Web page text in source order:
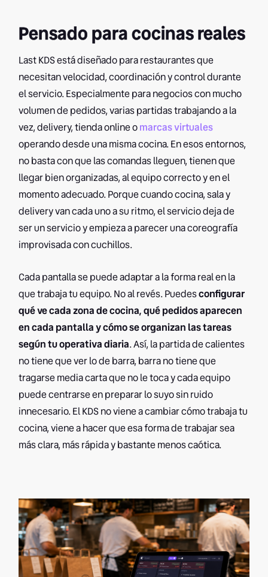
Pensado para cocinas reales
Last KDS está diseñado para restaurantes que
necesitan velocidad, coordinación y control durante
el servicio. Especialmente para negocios con mucho
volumen de pedidos, varias partidas trabajando a la
vez, delivery, tienda online omarcas virtuales
operando desde una misma cocina. En esos entornos,
no basta con que las comandas lleguen, tienen que
llegar bien organizadas, al equipo correcto y en el
momento adecuado. Porque cuando cocina, sala y
delivery van cada uno a su ritmo, el servicio deja de
ser un servicio y empieza a parecer una coreografía
improvisada con cuchillos.
Cada pantalla se puede adaptar a la forma real en la
que trabaja tu equipo. No al revés. Puedesconfigurar
qué ve cada zona de cocina, qué pedidos aparecen
en cada pantalla y cómo se organizan las tareas
según tu operativa diaria. Así, la partida de calientes
no tiene que ver lo de barra, barra no tiene que
tragarse media carta que no le toca y cada equipo
puede centrarse en preparar lo suyo sin ruido
innecesario. El KDS no viene a cambiar cómo trabaja tu
cocina, viene a hacer que esa forma de trabajar sea
más clara, más rápida y bastante menos caótica.